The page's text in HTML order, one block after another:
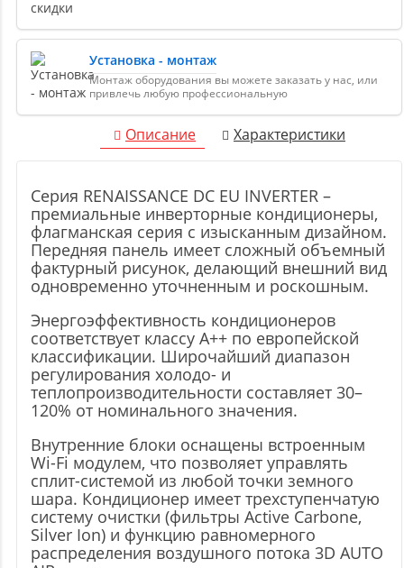
Установка - монтаж
Монтаж оборудования вы можете заказать у нас, или
привлечь любую профессиональную
Описание Характеристики
Серия RENAISSANCE DC EU INVERTER –
премиальные инверторные кондиционеры,
флагманская серия с изысканным дизайном.
Передняя панель имеет сложный объемный
фактурный рисунок, делающий внешний вид
одновременно уточненным и роскошным.
Энергоэффективность кондиционеров
соответствует классу А++ по европейской
классификации. Широчайший диапазон
регулирования холодо- и
теплопроизводительности составляет 30–
120% от номинального значения.
Внутренние блоки оснащены встроенным
Wi-Fi модулем, что позволяет управлять
сплит-системой из любой точки земного
шара. Кондиционер имеет трехступенчатую
систему очистки (фильтры Active Carbone,
Silver Ion) и функцию равномерного
распределения воздушного потока 3D AUTO